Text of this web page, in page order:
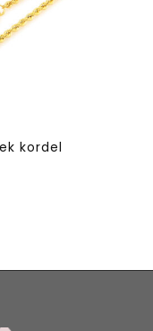
kordel